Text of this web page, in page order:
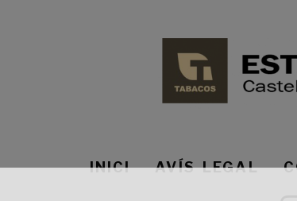
INICI AVÍS LEGAL